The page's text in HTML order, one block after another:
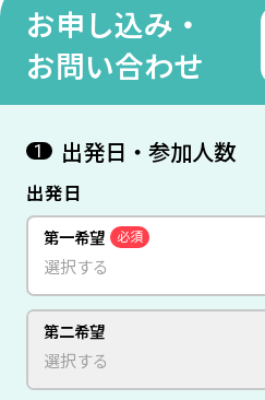
お申し込み・
お問い合わせ
1 出発日・参加人数
出発日
第一希望 必須
第二希望